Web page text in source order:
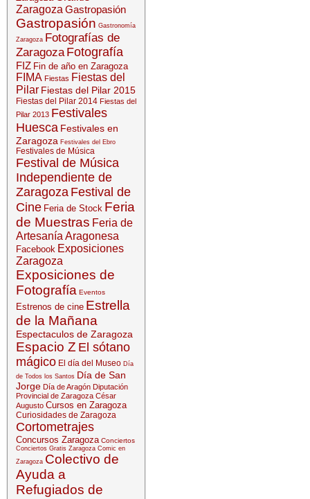
Zaragoza Gastropasión
Gastropasión Gastronomía
Zaragoza Fotografías de
Zaragoza Fotografía
FIZ Fin de año en Zaragoza
FIMA Fiestas Fiestas del
Pilar Fiestas del Pilar 2015
Fiestas del Pilar 2014 Fiestas del
Pilar 2013 Festivales
Huesca Festivales en
Zaragoza Festivales del Ebro
Festivales de Música
Festival de Música
Independiente de
Zaragoza Festival de
Cine Feria de Stock Feria
de Muestras Feria de
Artesanía Aragonesa
Facebook Exposiciones
Zaragoza
Exposiciones de
Fotografía Eventos
Estrenos de cine Estrella
de la Mañana
Espectaculos de Zaragoza
Espacio Z El sótano
mágico El día del Museo Día
de Todos los Santos Día de San
Jorge Día de Aragón Diputación
Provincial de Zaragoza César
Augusto Cursos en Zaragoza
Curiosidades de Zaragoza
Cortometrajes
Concursos Zaragoza Conciertos
Conciertos Gratis Zaragoza Comic en
Zaragoza Colectivo de
Ayuda a
Refugiados de